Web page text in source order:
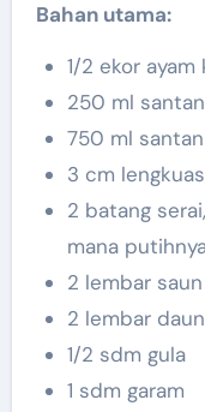
Bahan utama:
1/2 ekor ayam
250 ml
750 ml
3 cm
2 batang
mana
2 lembar
2 lembar
1/2 sdm gula
1 sdm garam